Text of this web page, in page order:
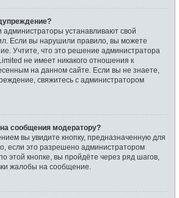
устанавливают свой
Если вы нарушили правило, вы можете
Учтите, что это решение администратора
не имеет никакого отношения к
на данном сайте. Если вы не знаете,
свяжитесь с администратором
сообщения модератору?
вы увидите кнопку, предназначенную для
если это разрешено администратором
этой кнопке, вы пройдёте через ряд шагов,
жалобы на сообщение.